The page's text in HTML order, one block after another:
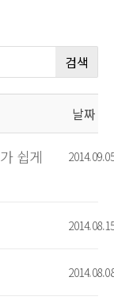
검색
날짜
쉽게
2014.09.05
2014.08.15
2014.08.08